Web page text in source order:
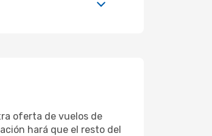
oferta de vuelos de
hará que el resto del